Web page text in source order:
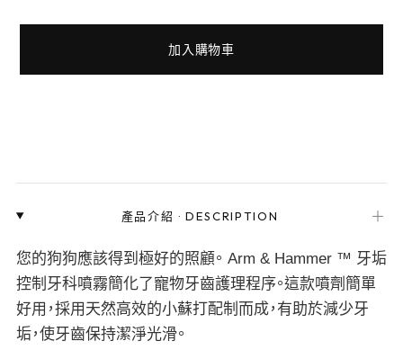
加入購物車
產品介紹 ·DESCRIPTION ＋
您的狗狗應該得到極好的照顧。 Arm & Hammer ™ 牙垢
控制牙科噴霧簡化了寵物牙齒護理程序。這款噴劑簡單
好用，採用天然高效的小蘇打配制而成，有助於減少牙
垢，使牙齒保持潔淨光滑。